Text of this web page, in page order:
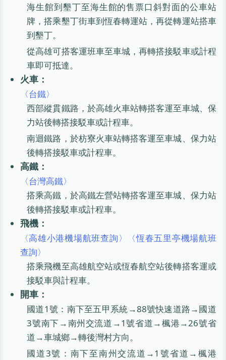
海生館到墾丁至海生館的售票口斜對面的公車站
牌，搭乘墾丁街車到恆春轉運站，再從轉運站搭車
到墾丁。
從高雄可搭客運班車至車城，再轉搭接駁車或計程
車即可抵達。
火車：
〈台鐵〉
西部縱貫鐵路，於高雄火車站轉搭客運至車城、保
力站後轉搭接駁車或計程車。
南迴鐵路，於枋寮火車站轉搭客運至車城、保力站
後轉搭接駁車或計程車。
高鐵：
〈台灣高鐵〉
搭乘高鐵，於高鐵左營站轉搭客運至車城、保力站
後轉搭接駁車或計程車。
飛機：
〈高雄小港機場航班查詢〉
〈恆春五里亭機場航班
查詢〉
搭乘飛機至高雄航空站或恆春航空站後轉搭客運或
接駁車與計程車。
開車：
國道1號：南下至五甲系統→88號快速道路→國道
3號南下→南州交流道→1號省道→楓港→26號省
道→車城鄉→轉後灣村方向。
國道3號：南下至南州交流道→1號省道→楓港